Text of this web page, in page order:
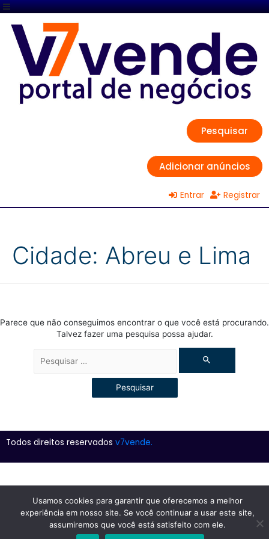
Pesquisar
Adicionar anúncios
Entrar Registrar
Cidade: Abreu e Lima
Parece que não conseguimos encontrar o que você está procurando.
Talvez fazer uma pesquisa possa ajudar.
Todos direitos reservados v7vende.
Usamos cookies para garantir que oferecemos a melhor
experiência em nosso site. Se você continuar a usar este site,
assumiremos que você está satisfeito com ele.